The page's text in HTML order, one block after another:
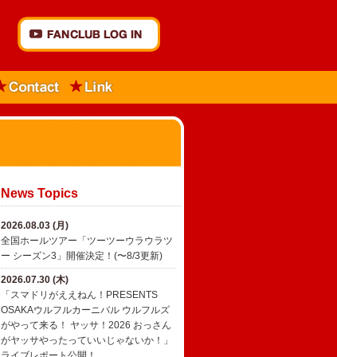
News Topics
2026.08.03 (月)
全国ホールツアー「ツーツーウラウラツ
ー シーズン3」開催決定！(〜8/3更新)
2026.07.30 (木)
「スマドリがええねん！PRESENTS
OSAKAウルフルカーニバル ウルフルズ
がやって来る！ ヤッサ！2026 おっさん
がヤッサやったっていいじゃないか！」